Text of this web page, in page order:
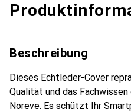
Beschreibung
Dieses Echtleder-Cover
Qualität und das
Noreve. Es schützt Ihr